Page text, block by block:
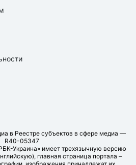
в Реестре субъектов в сфере медиа —
R40-05347
Украина» имеет трехязычную версию
главная страница портала –